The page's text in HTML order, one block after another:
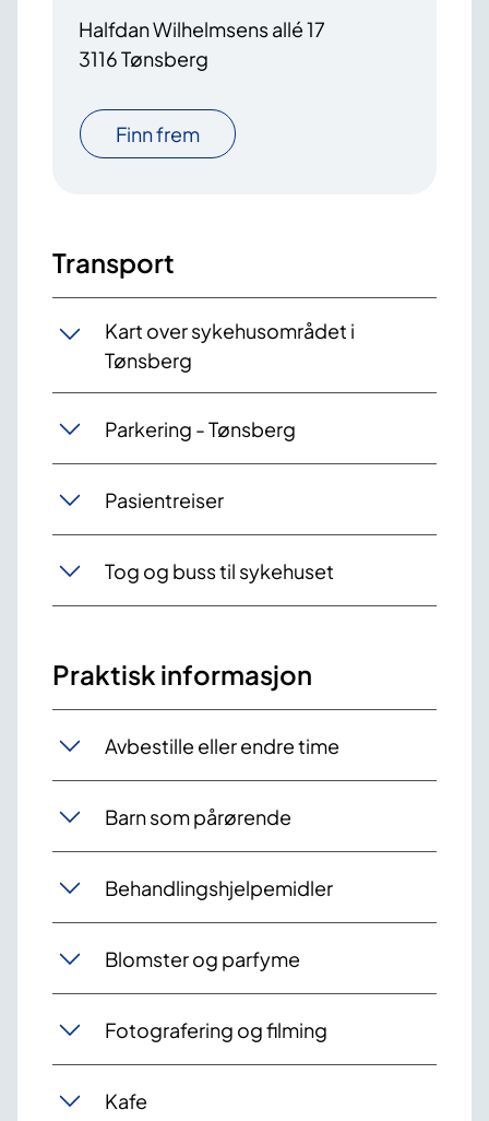
Halfdan Wilhelmsens allé 17
3116 Tønsberg
Finn frem
Transport
Kart over sykehusområdet i
Tønsberg
Parkering - Tønsberg
Pasientreiser
Tog og buss til sykehuset
Praktisk informasjon
Avbestille eller endre time
Barn som pårørende
Behandlingshjelpemidler
Blomster og parfyme
Fotografering og filming
Kafe